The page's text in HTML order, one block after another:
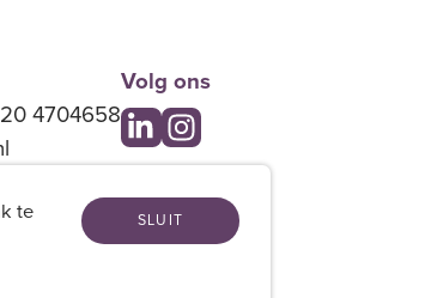
4704658
Volg ons
te
SLUIT